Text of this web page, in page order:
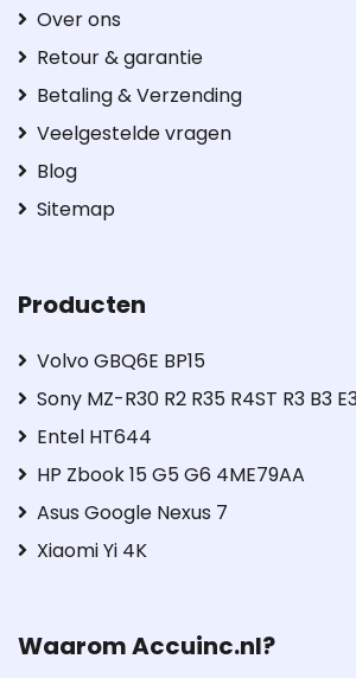
Over ons
Retour & garantie
Betaling & Verzending
Veelgestelde vragen
Blog
Sitemap
Producten
Volvo GBQ6E BP15
Sony MZ-R30 R2 R35 R4ST R3 B3
Entel HT644
HP Zbook 15 G5 G6 4ME79AA
Asus Google Nexus 7
Xiaomi Yi 4K
Waarom Accuinc.nl?